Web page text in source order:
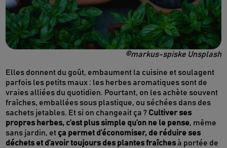
©markus-spiske Unsplash
Elles donnent du goût, embaument la cuisine et soulagent
parfois les petits maux : les herbes aromatiques sont de
vraies alliées du quotidien. Pourtant, on les achète souvent
fraîches, emballées sous plastique, ou séchées dans des
sachets jetables. Et si on changeait ça ? Cultiver ses
propres herbes, c’est plus simple qu’on ne le pense, même
sans jardin, et ça permet d’économiser, de réduire ses
déchets et d’avoir toujours des plantes fraîches à portée de